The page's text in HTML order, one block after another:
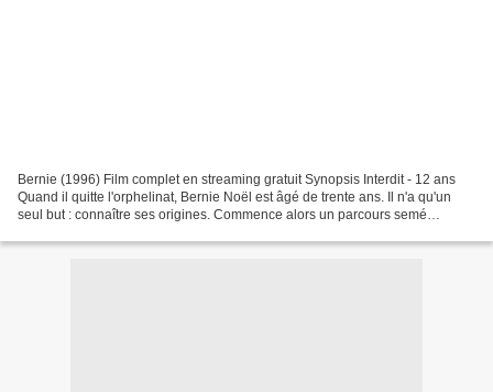
Bernie (1996) Film complet en streaming gratuit Synopsis Interdit - 12 ans
Quand il quitte l'orphelinat, Bernie Noël est âgé de trente ans. Il n'a qu'un
seul but : connaître ses origines. Commence alors un parcours semé